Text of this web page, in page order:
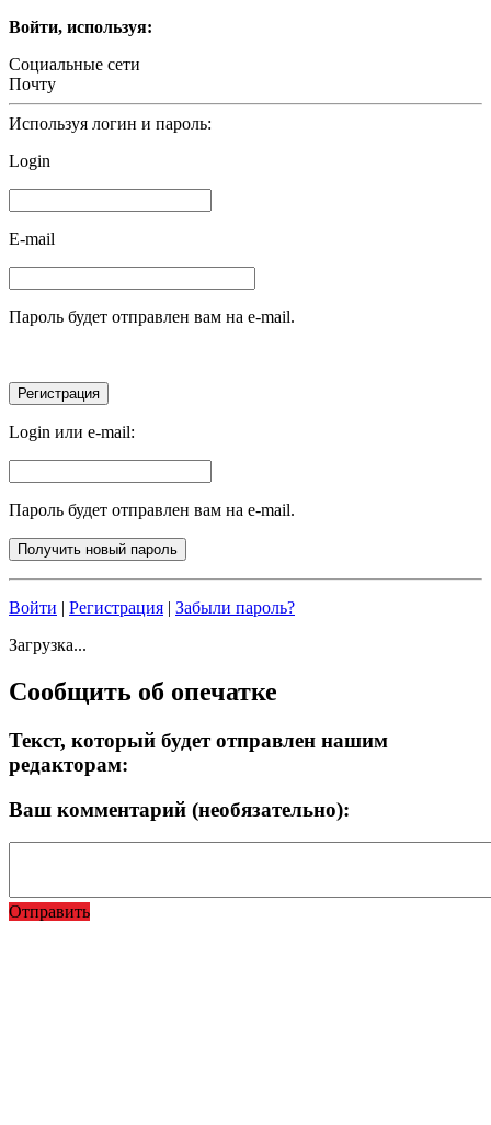
Войти, используя:
Социальные сети
Почту
Используя логин и пароль:
Login
E-mail
Пароль будет отправлен вам на e-mail.
Login или e-mail:
Пароль будет отправлен вам на e-mail.
Войти | Регистрация | Забыли пароль?
Загрузка...
Сообщить об опечатке
Текст, который будет отправлен нашим
редакторам:
Ваш комментарий (необязательно):
Отправить